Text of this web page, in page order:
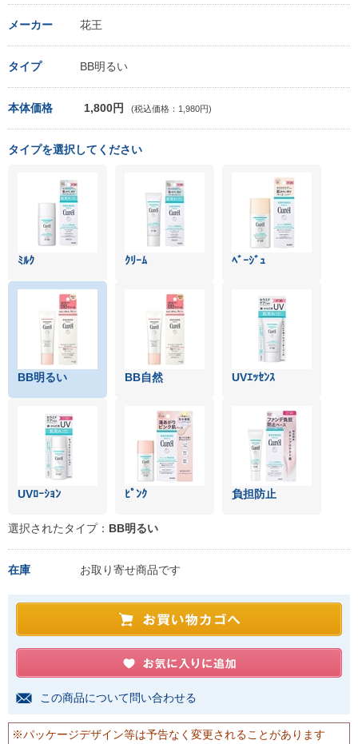
メーカー 花王
タイプ BB明るい
本体価格 1,800円 (税込価格：1,980円)
タイプを選択してください
ﾐﾙｸ ｸﾘｰﾑ ﾍﾞｰｼﾞｭ
BB明るい BB自然 UVｴｯｾﾝｽ
UVﾛｰｼｮﾝ ﾋﾟﾝｸ 負担防止
選択されたタイプ： BB明るい
在庫 お取り寄せ商品です
この商品について問い合わせる
※パッケージデザイン等は予告なく変更されることがあります